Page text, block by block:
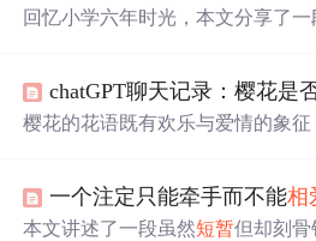
回忆小学六年时光，本文分享了
chatGPT聊天记录：樱花是
樱花的花语既有欢乐与爱情的象
还是回忆美好，都是维系或结束关
一个注定只能牵手而不能相
本文讲述了一段虽然短暂但却刻骨